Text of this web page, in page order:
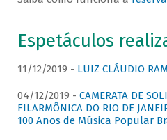
Espetáculos
11/12/2019 - LUIZ CLÁUDIO
04/12/2019 - CAMERATA DE
FILARMÔNICA DO RIO DE
100 Anos de Música Popular